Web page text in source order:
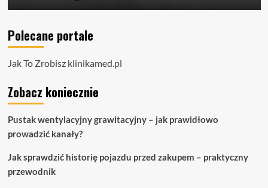
Polecane portale
Jak To Zrobisz klinikamed.pl
Zobacz koniecznie
Pustak wentylacyjny grawitacyjny – jak prawidłowo
prowadzić kanały?
Jak sprawdzić historię pojazdu przed zakupem – praktyczny
przewodnik